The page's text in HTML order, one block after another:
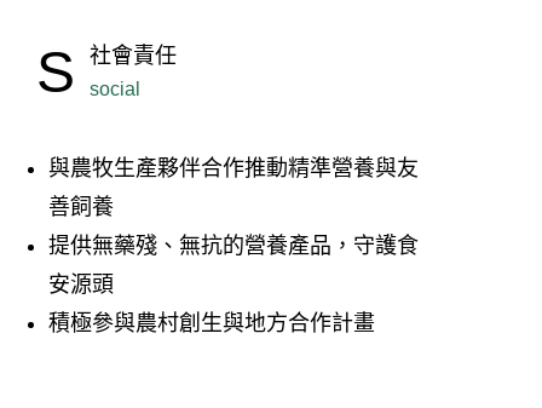
S 社會責任
social
與農牧生產夥伴合作推動精準營養與友
善飼養
提供無藥殘、無抗的營養產品，守護食
安源頭
積極參與農村創生與地方合作計畫